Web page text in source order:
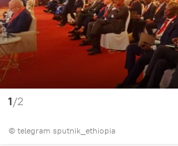
1/2
© telegram sputnik_ethiopia